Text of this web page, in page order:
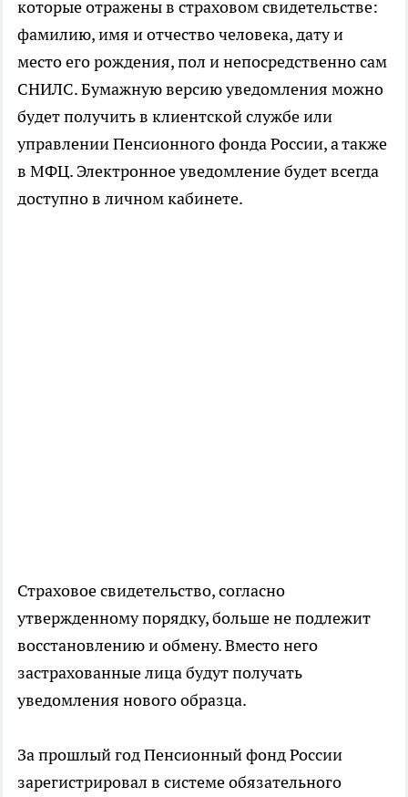
которые отражены в страховом свидетельстве:
фамилию, имя и отчество человека, дату и
место его рождения, пол и непосредственно сам
СНИЛС. Бумажную версию уведомления можно
будет получить в клиентской службе или
управлении Пенсионного фонда России, а также
в МФЦ. Электронное уведомление будет всегда
доступно в личном кабинете.
Страховое свидетельство, согласно
утвержденному порядку, больше не подлежит
восстановлению и обмену. Вместо него
застрахованные лица будут получать
уведомления нового образца.
За прошлый год Пенсионный фонд России
зарегистрировал в системе обязательного